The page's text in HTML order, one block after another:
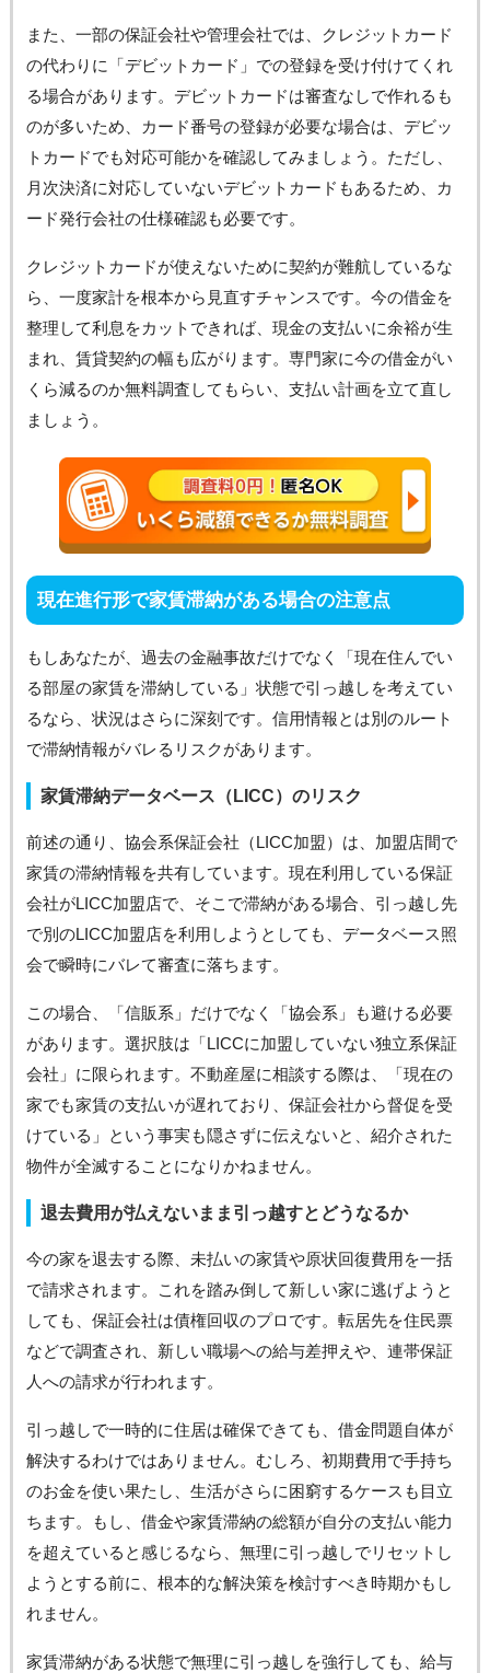
また、一部の保証会社や管理会社では、クレジットカード
の代わりに「デビットカード」での登録を受け付けてくれ
る場合があります。デビットカードは審査なしで作れるも
のが多いため、カード番号の登録が必要な場合は、デビッ
トカードでも対応可能かを確認してみましょう。ただし、
月次決済に対応していないデビットカードもあるため、カ
ード発行会社の仕様確認も必要です。
クレジットカードが使えないために契約が難航しているな
ら、一度家計を根本から見直すチャンスです。今の借金を
整理して利息をカットできれば、現金の支払いに余裕が生
まれ、賃貸契約の幅も広がります。専門家に今の借金がい
くら減るのか無料調査してもらい、支払い計画を立て直し
ましょう。
現在進行形で家賃滞納がある場合の注意点
もしあなたが、過去の金融事故だけでなく「現在住んでい
る部屋の家賃を滞納している」状態で引っ越しを考えてい
るなら、状況はさらに深刻です。信用情報とは別のルート
で滞納情報がバレるリスクがあります。
家賃滞納データベース（LICC）のリスク
前述の通り、協会系保証会社（LICC加盟）は、加盟店間で
家賃の滞納情報を共有しています。現在利用している保証
会社がLICC加盟店で、そこで滞納がある場合、引っ越し先
で別のLICC加盟店を利用しようとしても、データベース照
会で瞬時にバレて審査に落ちます。
この場合、「信販系」だけでなく「協会系」も避ける必要
があります。選択肢は「LICCに加盟していない独立系保証
会社」に限られます。不動産屋に相談する際は、「現在の
家でも家賃の支払いが遅れており、保証会社から督促を受
けている」という事実も隠さずに伝えないと、紹介された
物件が全滅することになりかねません。
退去費用が払えないまま引っ越すとどうなるか
今の家を退去する際、未払いの家賃や原状回復費用を一括
で請求されます。これを踏み倒して新しい家に逃げようと
しても、保証会社は債権回収のプロです。転居先を住民票
などで調査され、新しい職場への給与差押えや、連帯保証
人への請求が行われます。
引っ越しで一時的に住居は確保できても、借金問題自体が
解決するわけではありません。むしろ、初期費用で手持ち
のお金を使い果たし、生活がさらに困窮するケースも目立
ちます。もし、借金や家賃滞納の総額が自分の支払い能力
を超えていると感じるなら、無理に引っ越しでリセットし
ようとする前に、根本的な解決策を検討すべき時期かもし
れません。
家賃滞納がある状態で無理に引っ越しを強行しても、給与